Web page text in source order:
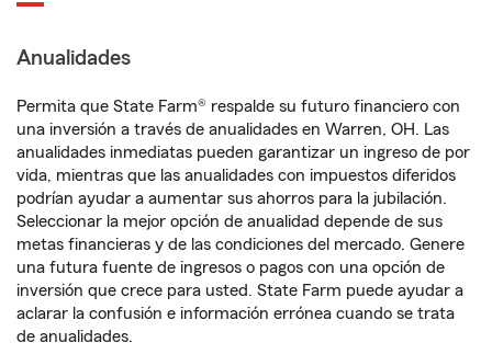
Anualidades
Permita que State Farm® respalde su futuro financiero con
una inversión a través de anualidades en Warren, OH. Las
anualidades inmediatas pueden garantizar un ingreso de por
vida, mientras que las anualidades con impuestos diferidos
podrían ayudar a aumentar sus ahorros para la jubilación.
Seleccionar la mejor opción de anualidad depende de sus
metas financieras y de las condiciones del mercado. Genere
una futura fuente de ingresos o pagos con una opción de
inversión que crece para usted. State Farm puede ayudar a
aclarar la confusión e información errónea cuando se trata
de anualidades.